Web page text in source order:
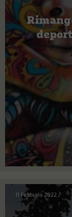
11 Febbraio 2022 /